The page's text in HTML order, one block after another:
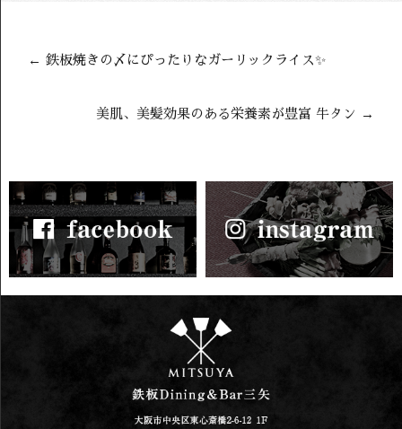
← 鉄板焼きの〆にぴったりなガーリックライス✨
美肌、美髪効果のある栄養素が豊富 牛タン →